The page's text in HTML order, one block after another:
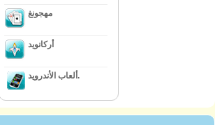
مهجونغ
أركانويد
ألعاب الأندرويد.